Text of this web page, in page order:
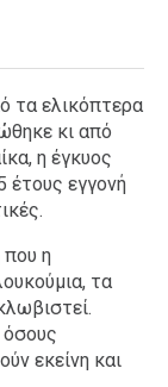
τα ελικόπτερα
κι από
η έγκυος
έτους εγγονή
που η
τα
εκείνη και